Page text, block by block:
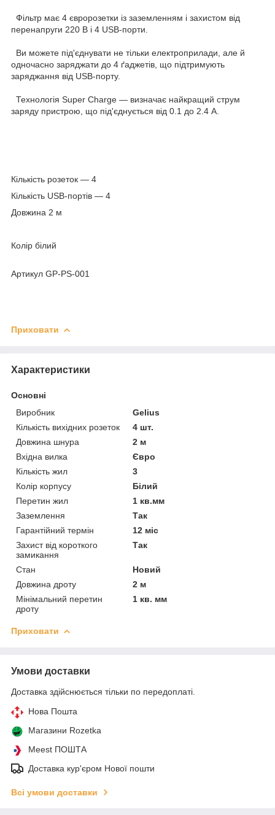
Фільтр має 4 євророзетки із заземленням і захистом від
перенапруги 220 В і 4 USB-порти.
Ви можете під'єднувати не тільки електроприлади, але й
одночасно заряджати до 4 ґаджетів, що підтримують
заряджання від USB-порту.
Технологія Super Charge — визначає найкращий струм
заряду пристрою, що під'єднується від 0.1 до 2.4 A.
Кількість розеток — 4
Кількість USB-портів — 4
Довжина 2 м
Колір білий
Артикул GP-PS-001
Приховати
Характеристики
Основні
Виробник
Gelius
Кількість вихідних розеток
4 шт.
Довжина шнура
2 м
Вхідна вилка
Євро
Кількість жил
3
Колір корпусу
Білий
Перетин жил
1 кв.мм
Заземлення
Так
Гарантійний термін
12 міс
Захист від короткого
замикання
Так
Стан
Новий
Довжина дроту
2 м
Мінімальний перетин
дроту
1 кв. мм
Приховати
Умови доставки
Доставка здійснюється тільки по передоплаті.
Нова Пошта
Магазини Rozetka
Meest ПОШТА
Доставка кур'єром Нової пошти
Всі умови доставки